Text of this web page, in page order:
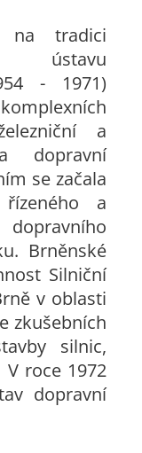
na tradici
ústavu
- 1971)
a
dopravní
se začala
a
dopravního
Brněnské
Silniční
v oblasti
zkušebních
silnic,
roce 1972
dopravní